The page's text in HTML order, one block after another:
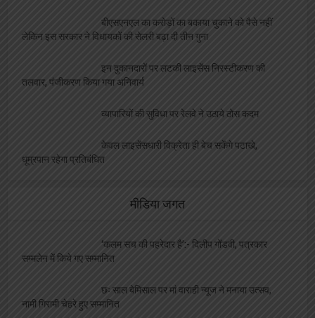
बीएसएनएल का करोड़ों का बकाया चुकाने को पैसे नहीं
लेकिन इस सरकार ने विधायकों की सेलरी बढ़ा दी तीन गुना
इन दुकानदारों पर लटकी लाइसेंस निरस्टीकरण की
तलवार, पंजीकरण किया गया अनिवार्य
व्यापारियों की सुविधा पर रेलवे ने उठाये ठोस कदम
केवल लाइसेंसधारी विक्रेता ही बेच सकेंगे पटाखे,
धूम्रपान रहेगा प्रतिबंधित
मीडिया जगत
‘कलम सच की पहरेदार है’:- दिलीप गोंडवी, पत्रकार
सम्मलेन में किये गए सम्मानित
छः साल बेमिसाल पर मां वाराही न्यूज ने मनाया उत्सव,
नामी गिरामी चेहरे हुए सम्मानित